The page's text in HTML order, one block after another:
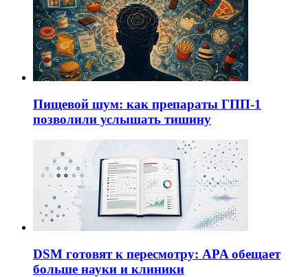
Пищевой шум: как препараты ГПП-1
позволили услышать тишину
DSM готовят к пересмотру: APA обещает
больше науки и клиники